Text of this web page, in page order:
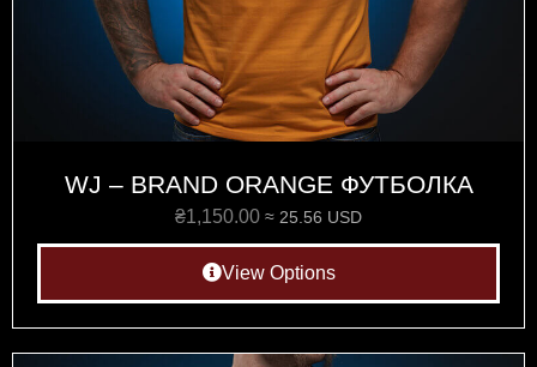
WJ – BRAND ORANGE ФУТБОЛКА
₴1,150.00 ≈ 25.56 USD
View Options